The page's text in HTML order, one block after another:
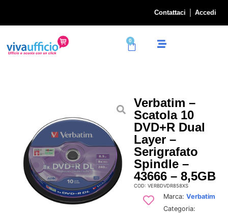
Contattaci Accedi
0
Verbatim –
Scatola 10
DVD+R Dual
Layer –
Serigrafato
Spindle –
43666 – 8,5GB
COD: VERBDVDR858XS
Marca: Verbatim
Categoria: